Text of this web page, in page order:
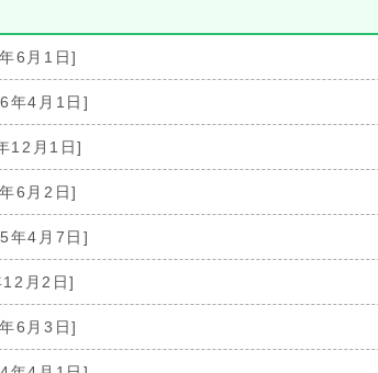
6月1日]
年4月1日]
12月1日]
6月2日]
年4月7日]
月2日]
6月3日]